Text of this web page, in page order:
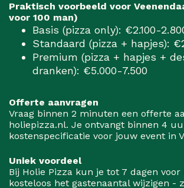
Praktisch voorbeeld voor
voor 100 man)
Basis (pizza only): €2.100-
Standaard (pizza + hapjes):
Premium (pizza + hapjes +
dranken): €5.000-7.500
Offerte aanvragen
Vraag binnen 2 minuten een offerte
holiepizza.nl. Je ontvangt binnen 4
kostenspecificatie voor jouw event in
Uniek voordeel
Bij Holie Pizza kun je tot 7 dagen voor
kosteloos het gastenaantal wijzigen -